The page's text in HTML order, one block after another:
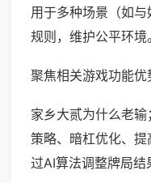
用于多种场景（如
规则，维护公平环境。
聚焦相关游戏功能优
家乡大贰为什么老
策略、暗杠优化、
过AI算法调整牌局结